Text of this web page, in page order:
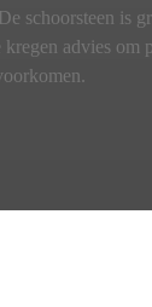
schoorsteen is
advies om